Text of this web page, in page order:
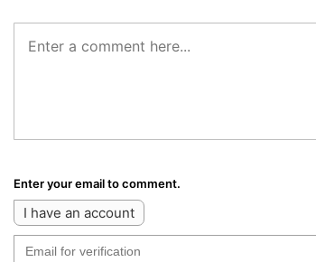
Enter your email to comment.
I have an account